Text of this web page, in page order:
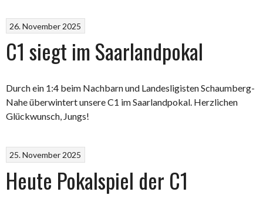
26. November 2025
C1 siegt im Saarlandpokal
Durch ein 1:4 beim Nachbarn und Landesligisten Schaumberg-
Nahe überwintert unsere C1 im Saarlandpokal. Herzlichen
Glückwunsch, Jungs!
25. November 2025
Heute Pokalspiel der C1